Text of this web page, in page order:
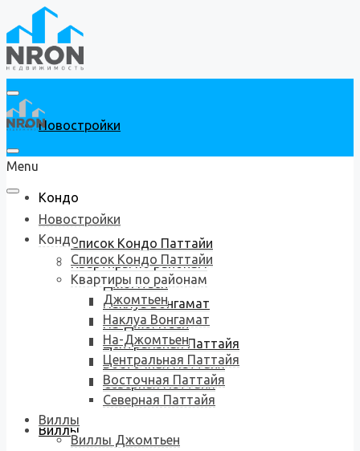
Новостройки
Кондо
Список Кондо Паттайи
Квартиры по районам
Джомтьен
Наклуа Вонгамат
На-Джомтьен
Центральная Паттайя
Восточная Паттайя
Северная Паттайя
Виллы
Menu
Новостройки
Кондо
Список Кондо Паттайи
Квартиры по районам
Джомтьен
Наклуа Вонгамат
На-Джомтьен
Центральная Паттайя
Восточная Паттайя
Северная Паттайя
Виллы
Виллы Джомтьен